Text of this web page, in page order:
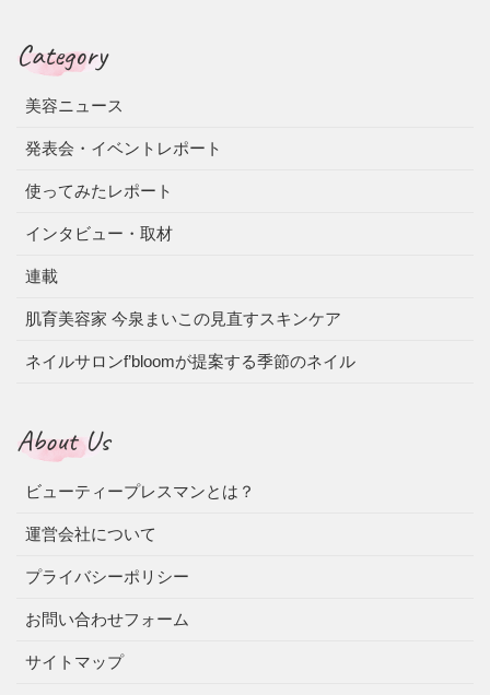
Category
美容ニュース
発表会・イベントレポート
使ってみたレポート
インタビュー・取材
連載
肌育美容家 今泉まいこの見直すスキンケア
ネイルサロンf’bloomが提案する季節のネイル
About Us
ビューティープレスマンとは？
運営会社について
プライバシーポリシー
お問い合わせフォーム
サイトマップ